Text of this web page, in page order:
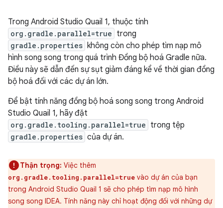
Trong Android Studio Quail 1, thuộc tính
org.gradle.parallel=true trong
gradle.properties không còn cho phép tìm nạp mô
hình song song trong quá trình Đồng bộ hoá Gradle nữa.
Điều này sẽ dẫn đến sự sụt giảm đáng kể về thời gian đồng
bộ hoá đối với các dự án lớn.
Để bật tính năng đồng bộ hoá song song trong Android
Studio Quail 1, hãy đặt
org.gradle.tooling.parallel=true trong tệp
gradle.properties của dự án.
Thận trọng: Việc thêm
org.gradle.tooling.parallel=true vào dự án của bạn
trong Android Studio Quail 1 sẽ cho phép tìm nạp mô hình
song song IDEA. Tính năng này chỉ hoạt động đối với những dự